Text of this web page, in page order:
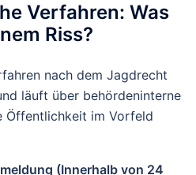
Verfahren: Was
Riss?
nach dem Jagdrecht
läuft über behördeninterne
Öffentlichkeit im Vorfeld
(Innerhalb von 24